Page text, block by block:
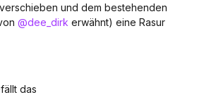
und dem bestehenden
@dee_dirk erwähnt) eine Rasur
das